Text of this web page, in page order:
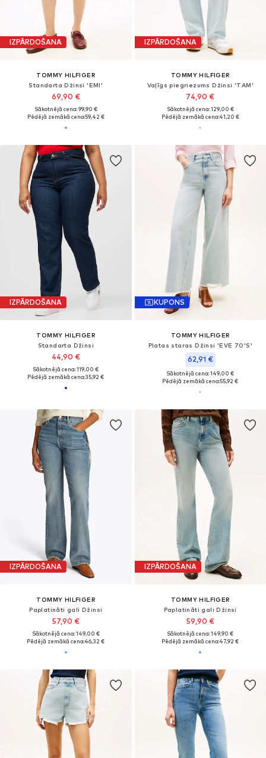
IZPĀRDOŠANA
TOMMY HILFIGER
Standarta Džinsi 'EMI'
69,90 €
Sākotnējā cena: 99,90 €
Pēdējā zemākā cena:59,42 €
IZPĀRDOŠANA
TOMMY HILFIGER
Vaļīgs piegriezums Džinsi 'TAM'
74,90 €
Sākotnējā cena: 129,00 €
Pēdējā zemākā cena:41,20 €
IZPĀRDOŠANA
TOMMY HILFIGER
Standarta Džinsi
44,90 €
Sākotnējā cena: 119,00 €
Pēdējā zemākā cena:35,92 €
KUPONS
TOMMY HILFIGER
Platas staras Džinsi 'EVE 70'S'
62,91 €
Sākotnējā cena: 149,00 €
Pēdējā zemākā cena:55,92 €
IZPĀRDOŠANA
TOMMY HILFIGER
Paplatināti gali Džinsi
57,90 €
Sākotnējā cena: 149,00 €
Pēdējā zemākā cena:46,32 €
IZPĀRDOŠANA
TOMMY HILFIGER
Paplatināti gali Džinsi
59,90 €
Sākotnējā cena: 149,90 €
Pēdējā zemākā cena:47,92 €